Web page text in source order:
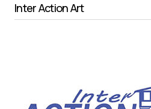
Inter Action Art